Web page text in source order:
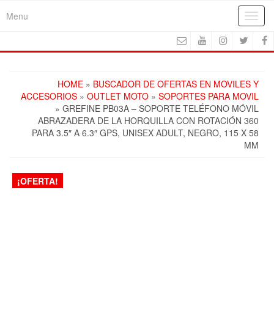
Menu
HOME » BUSCADOR DE OFERTAS EN MOVILES Y
ACCESORIOS » OUTLET MOTO » SOPORTES PARA MOVIL
» GREFINE PB03A – SOPORTE TELÉFONO MÓVIL
ABRAZADERA DE LA HORQUILLA CON ROTACIÓN 360
PARA 3.5″ A 6.3″ GPS, UNISEX ADULT, NEGRO, 115 X 58
MM
¡OFERTA!